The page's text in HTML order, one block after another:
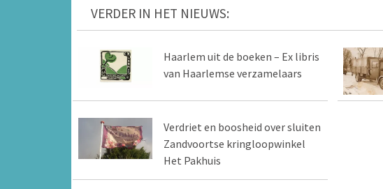
VERDER IN HET NIEUWS:
Haarlem uit de boeken – Ex libris
van Haarlemse verzamelaars
Verdriet en boosheid over sluiten
Zandvoortse kringloopwinkel
Het Pakhuis